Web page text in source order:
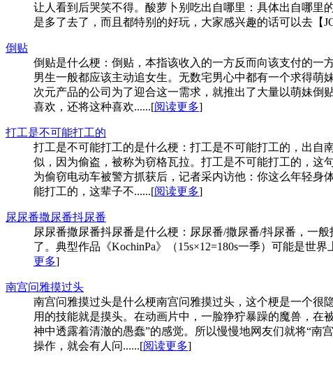
让人看到后哭笑不得。酸萝卜别吃出自哪里：具体出自哪里
是多了去了，而且都特别的好玩，大家感兴趣的话可以去【
倒贴
倒贴是什么梗：倒贴，本指该收入的一方反而向该支付的一
男生一般都应该主动追女生。无数宅男心中都有一个求得萌
次元产品的公司为了迎合这一需求，就推出了大量以萌妹倒
喜欢，还将这种喜欢......[阅读更多]
打工是不可能打工的
打工是不可能打工的是什么梗：打工是不可能打工的，出自
似，因为偷盗，被称为窃格瓦拉。打工是不可能打工的，这
为偷窃电动车被警方抓获后，记者采内访他：你这么年轻身
能打工的，这辈子不......[阅读更多]
尿尿番撒尿番抖尿番
尿尿番撒尿番抖尿番是什么梗：尿尿番/撒尿番/抖尿番，一
了。典型作品《KochinPa》（15s×12=180s一季）可能是世
更多]
南宫问雅摸过头
南宫问雅摸过头是什么梗南宫问雅摸过头，这个梗是一个很
用的技能就是摸头。在动画片中，一脸狰狞暴躁的魔兽，
神中透露着清澈的愚蠢”的感觉。所以慢慢地网友们就将“南
操作，就会有人问......[阅读更多]